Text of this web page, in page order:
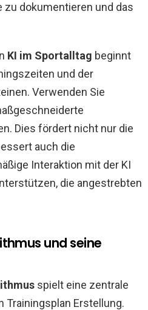
zu dokumentieren und das
KI im Sportalltag beginnt
und der
Verwenden Sie
Dies fördert nicht nur die
auch die
Interaktion mit der KI
die angestrebten
und seine
spielt eine zentrale
Trainingsplan Erstellung.